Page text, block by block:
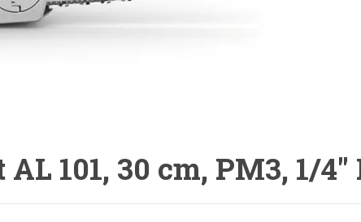
101, 30 cm, PM3, 1/4"